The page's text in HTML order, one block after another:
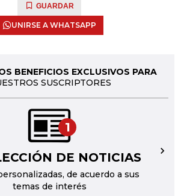
GUARDAR
UNIRSE A WHATSAPP
BENEFICIOS EXCLUSIVOS PARA
SUSCRIPTORES
1
DE NOTICIAS
de acuerdo a sus
temas de interés
→